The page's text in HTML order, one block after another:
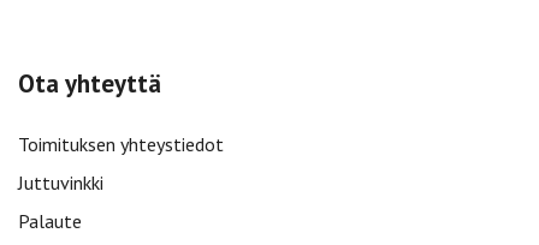
Ota yhteyttä
Toimituksen yhteystiedot
Juttuvinkki
Palaute